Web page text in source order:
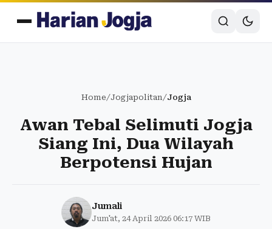
Home/Jogjapolitan/Jogja
Awan Tebal Selimuti Jogja
Siang Ini, Dua Wilayah
Berpotensi Hujan
Jumali
Jum'at, 24 April 2026 06:17 WIB